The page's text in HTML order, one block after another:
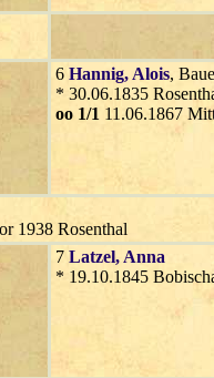
6 Hannig, Alois,
* 30.06.1835
oo 1/1 11.06.1867
1938 Rosenthal
7 Latzel, Anna
* 19.10.1845